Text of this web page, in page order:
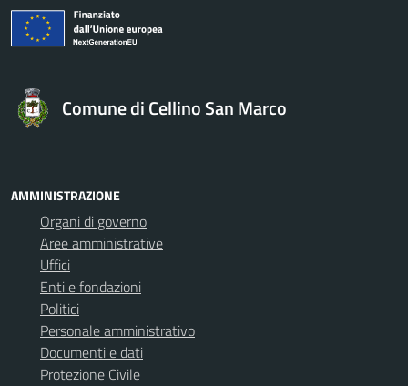
Comune di Cellino San Marco
AMMINISTRAZIONE
Organi di governo
Aree amministrative
Uffici
Enti e fondazioni
Politici
Personale amministrativo
Documenti e dati
Protezione Civile